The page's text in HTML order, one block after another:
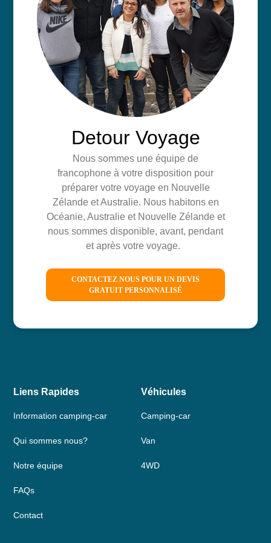
Detour Voyage
Nous sommes une équipe de
francophone à votre disposition pour
préparer votre voyage en Nouvelle
Zélande et Australie. Nous habitons en
Océanie, Australie et Nouvelle Zélande et
nous sommes disponible, avant, pendant
et après votre voyage.
CONTACTEZ NOUS POUR UN DEVIS
GRATUIT PERSONNALISÉ
Liens Rapides
Information camping-car
Qui sommes nous?
Notre équipe
FAQs
Contact
Véhicules
Camping-car
Van
4WD